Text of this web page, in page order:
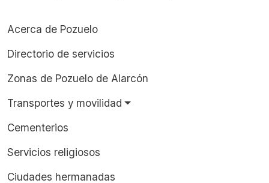
Acerca de Pozuelo
Directorio de servicios
Zonas de Pozuelo de Alarcón
Transportes y movilidad
Cementerios
Servicios religiosos
Ciudades hermanadas